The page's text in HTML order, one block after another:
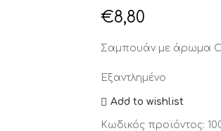
€8,80
Σαμπουάν με άρωμα
Εξαντλημένο
Add to wishlist
Κωδικός προϊόντος: